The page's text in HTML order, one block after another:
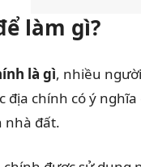
làm gì?
là gì, nhiều
địa chính có ý
nhà đất.